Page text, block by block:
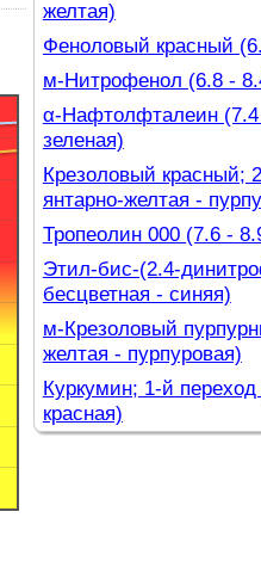
желтая)
Феноловый красный
м-Нитрофенол (6.8 -
α-Нафтолфталеин (7.4
зеленая)
Крезоловый красный;
янтарно-желтая -
Тропеолин 000 (7.6 -
Этил-бис-(2.4-
бесцветная - синяя)
м-Крезоловый
желтая - пурпуровая)
Куркумин; 1-й
красная)